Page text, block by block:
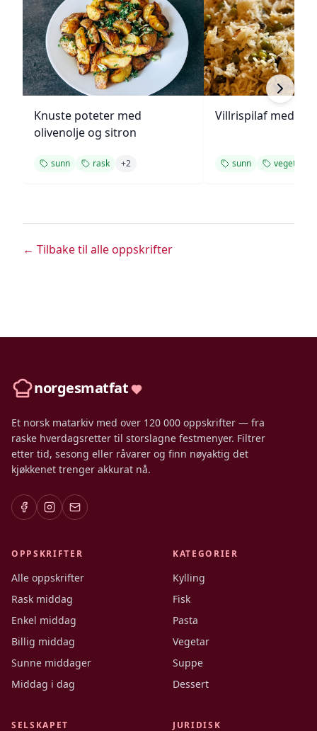
Knuste poteter med
olivenolje og sitron
sunn rask +2
Villrispilaf med
sunn vegetar
← Tilbake til alle oppskrifter
norgesmatfat
Et norsk matarkiv med over 120 000 oppskrifter — fra
raske hverdagsretter til storslagne festmenyer. Filtrer
etter tid, sesong eller råvarer og finn nøyaktig det
kjøkkenet trenger akkurat nå.
OPPSKRIFTER
Alle oppskrifter
Rask middag
Enkel middag
Billig middag
Sunne middager
Middag i dag
KATEGORIER
Kylling
Fisk
Pasta
Vegetar
Suppe
Dessert
SELSKAPET JURIDISK